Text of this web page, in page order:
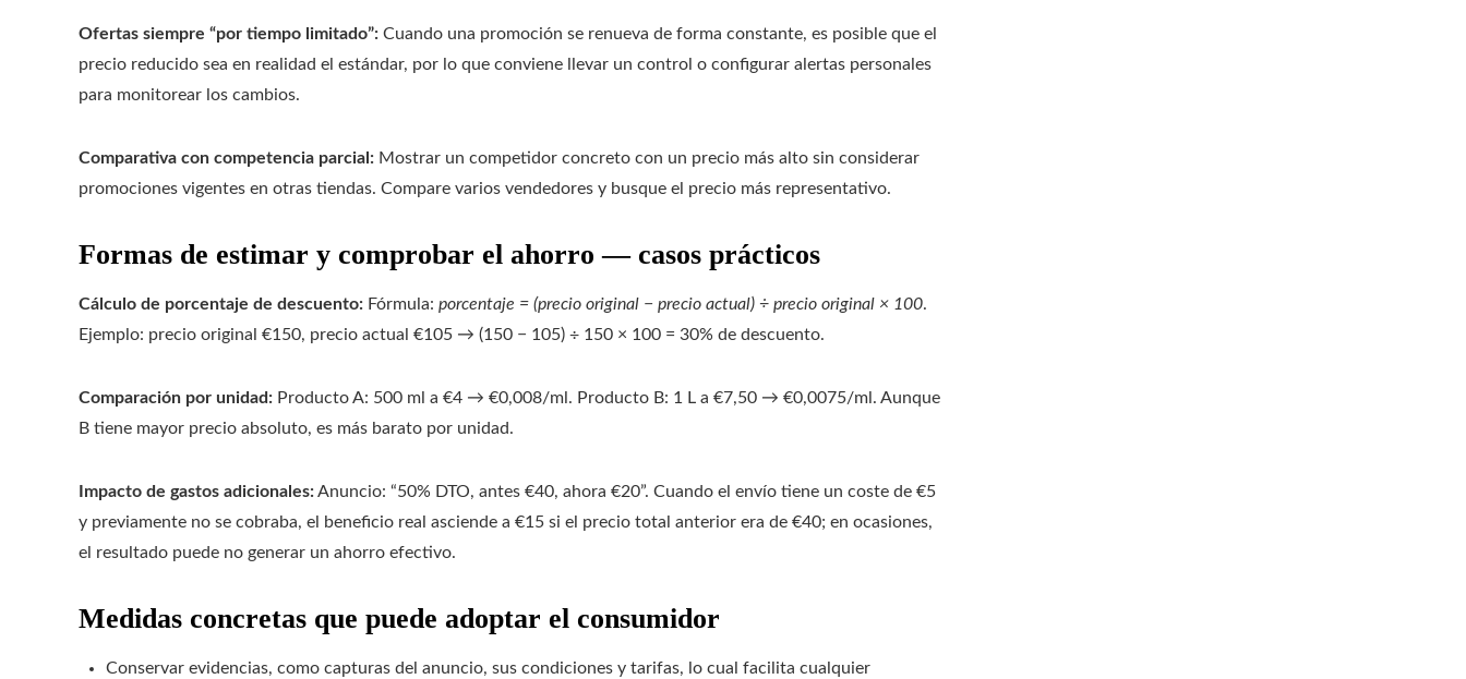
Ofertas siempre “por tiempo limitado”: Cuando una promoción se renueva de forma constante, es posible que el
precio reducido sea en realidad el estándar, por lo que conviene llevar un control o configurar alertas personales
para monitorear los cambios.
Comparativa con competencia parcial: Mostrar un competidor concreto con un precio más alto sin considerar
promociones vigentes en otras tiendas. Compare varios vendedores y busque el precio más representativo.
Formas de estimar y comprobar el ahorro — casos prácticos
Cálculo de porcentaje de descuento: Fórmula: porcentaje = (precio original − precio actual) ÷ precio original × 100.
Ejemplo: precio original €150, precio actual €105 → (150 − 105) ÷ 150 × 100 = 30% de descuento.
Comparación por unidad: Producto A: 500 ml a €4 → €0,008/ml. Producto B: 1 L a €7,50 → €0,0075/ml. Aunque
B tiene mayor precio absoluto, es más barato por unidad.
Impacto de gastos adicionales:Anuncio: “50% DTO, antes €40, ahora €20”. Cuando el envío tiene un coste de €5
y previamente no se cobraba, el beneficio real asciende a €15 si el precio total anterior era de €40; en ocasiones,
el resultado puede no generar un ahorro efectivo.
Medidas concretas que puede adoptar el consumidor
Conservar evidencias, como capturas del anuncio, sus condiciones y tarifas, lo cual facilita cualquier